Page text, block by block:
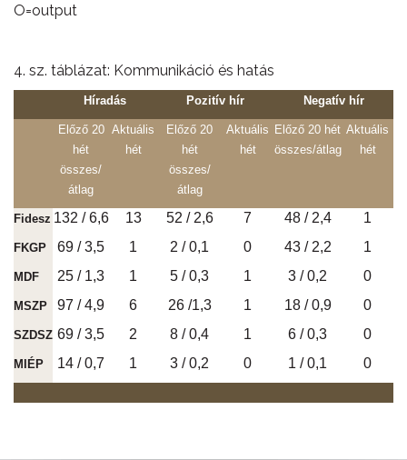
O=output
4. sz. táblázat: Kommunikáció és hatás
Híradás Pozitív hír Negatív hír
Előző 20
hét
összes/
átlag
Aktuális
hét
Előző 20
hét
összes/
átlag
Aktuális
hét
Előző 20 hét
összes/átlag
Aktuális
hét
Fidesz 132 / 6,6 13 52 / 2,6 7 48 / 2,4 1
FKGP 69 / 3,5 1 2 / 0,1 0 43 / 2,2 1
MDF 25 / 1,3 1 5 / 0,3 1 3 / 0,2 0
MSZP 97 / 4,9 6 26 /1,3 1 18 / 0,9 0
SZDSZ 69 / 3,5 2 8 / 0,4 1 6 / 0,3 0
MIÉP 14 / 0,7 1 3 / 0,2 0 1 / 0,1 0